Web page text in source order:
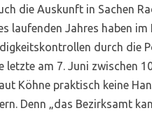
die Auskunft in Sachen
laufenden Jahres haben im
durch die
letzte am 7. Juni zwischen
Köhne praktisch keine
Denn „das Bezirksamt